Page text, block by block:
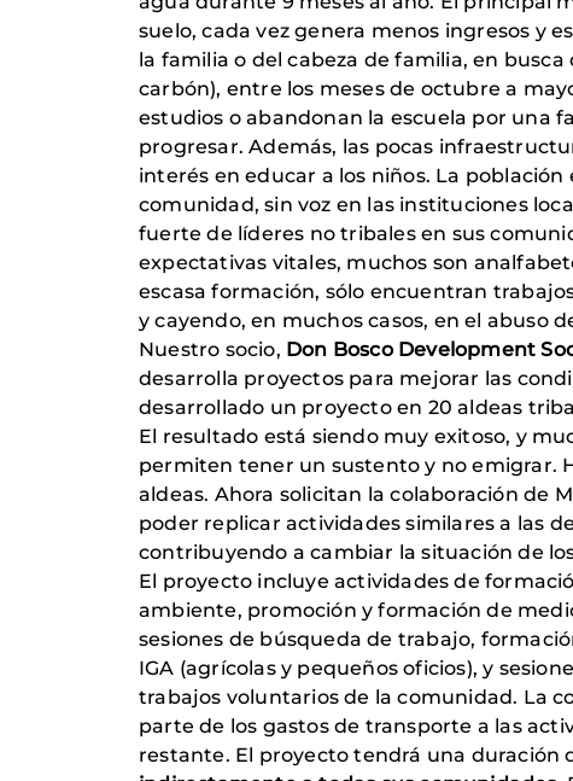
suelo, cada vez genera menos ingresos y
la familia o del cabeza de familia, en
carbón), entre los meses de octubre a
estudios o abandonan la escuela por una
progresar. Además, las pocas
interés en educar a los niños. La
comunidad, sin voz en las instituciones
fuerte de líderes no tribales en sus
expectativas vitales, muchos son
escasa formación, sólo encuentran
y cayendo, en muchos casos, en el abuso
Nuestro socio, Don Bosco Development
desarrolla proyectos para mejorar las
desarrollado un proyecto en 20 aldeas
El resultado está siendo muy exitoso, y
permiten tener un sustento y no emigrar.
aldeas. Ahora solicitan la colaboración de
poder replicar actividades similares a las
contribuyendo a cambiar la situación de
El proyecto incluye actividades de
ambiente, promoción y formación de
sesiones de búsqueda de trabajo,
IGA (agrícolas y pequeños oficios), y
trabajos voluntarios de la comunidad. La
parte de los gastos de transporte a las
restante. El proyecto tendrá una duración